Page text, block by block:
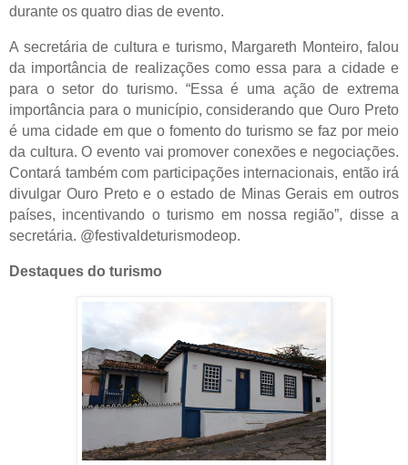
durante os quatro dias de evento.
A secretária de cultura e turismo, Margareth Monteiro, falou
da importância de realizações como essa para a cidade e
para o setor do turismo. “Essa é uma ação de extrema
importância para o município, considerando que Ouro Preto
é uma cidade em que o fomento do turismo se faz por meio
da cultura. O evento vai promover conexões e negociações.
Contará também com participações internacionais, então irá
divulgar Ouro Preto e o estado de Minas Gerais em outros
países, incentivando o turismo em nossa região”, disse a
secretária. @festivaldeturismodeop.
Destaques do turismo